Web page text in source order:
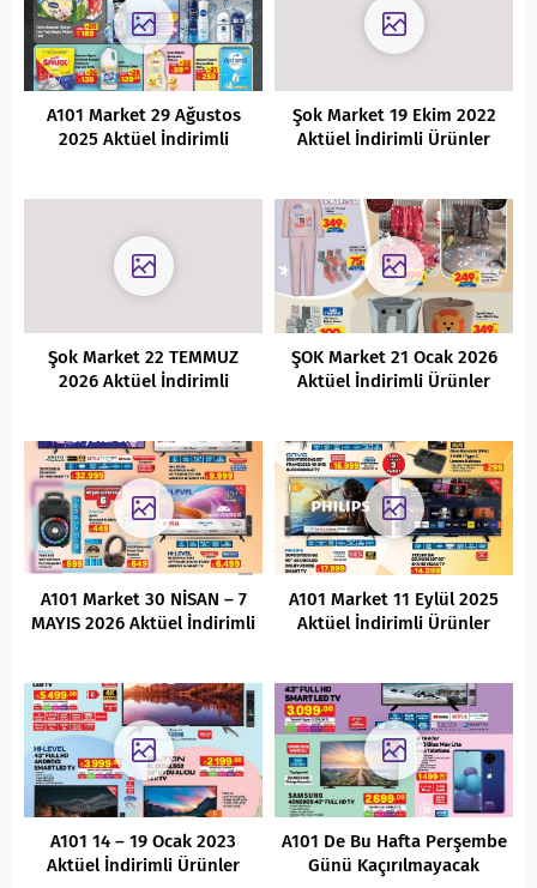
A101 Market 29 Ağustos
2025 Aktüel İndirimli
Şok Market 19 Ekim 2022
Aktüel İndirimli Ürünler
Şok Market 22 TEMMUZ
2026 Aktüel İndirimli
ŞOK Market 21 Ocak 2026
Aktüel İndirimli Ürünler
A101 Market 30 NİSAN – 7
MAYIS 2026 Aktüel İndirimli
A101 Market 11 Eylül 2025
Aktüel İndirimli Ürünler
A101 14 – 19 Ocak 2023
Aktüel İndirimli Ürünler
A101 De Bu Hafta Perşembe
Günü Kaçırılmayacak